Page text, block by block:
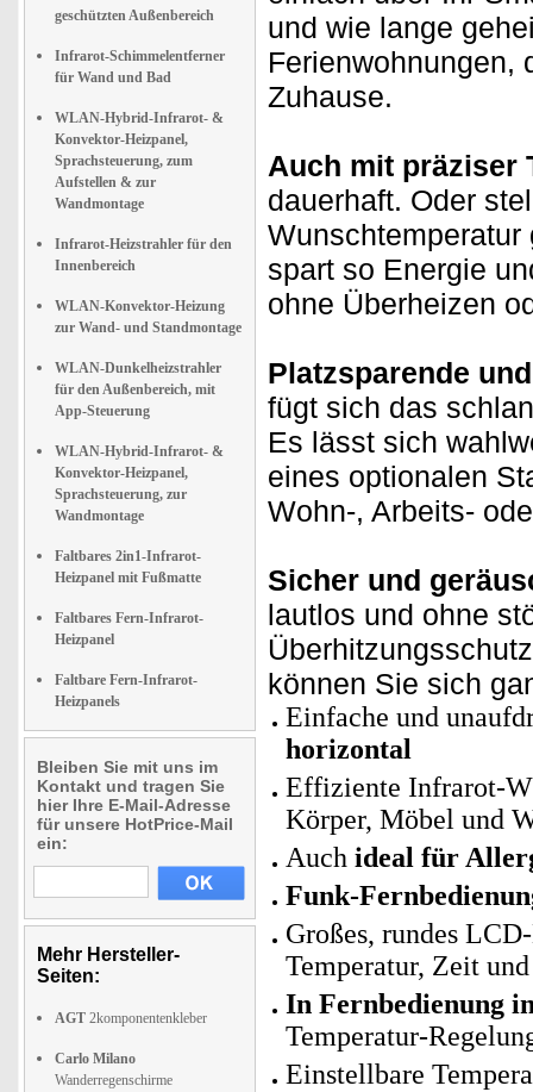
geschützten Außenbereich
Infrarot-Schimmelentferner
für Wand und Bad
WLAN-Hybrid-Infrarot- &
Konvektor-Heizpanel,
Sprachsteuerung, zum
Aufstellen & zur
Wandmontage
Infrarot-Heizstrahler für den
Innenbereich
WLAN-Konvektor-Heizung
zur Wand- und Standmontage
WLAN-Dunkelheizstrahler
für den Außenbereich, mit
App-Steuerung
WLAN-Hybrid-Infrarot- &
Konvektor-Heizpanel,
Sprachsteuerung, zur
Wandmontage
Faltbares 2in1-Infrarot-
Heizpanel mit Fußmatte
Faltbares Fern-Infrarot-
Heizpanel
Faltbare Fern-Infrarot-
Heizpanels
Bleiben Sie mit uns im
Kontakt und tragen Sie
hier Ihre E-Mail-Adresse
für unsere HotPrice-Mail
ein:
Mehr Hersteller-
Seiten:
AGT 2komponentenkleber
Carlo Milano
Wanderregenschirme
und wie lange
Ferienwohnungen,
Zuhause.
Auch mit präziser
dauerhaft. Oder
spart so Energie
ohne Überheizen
Platzsparende
fügt sich das
Es lässt sich
eines optionalen
Wohn-, Arbeits-
Sicher und
lautlos und ohne
können Sie sich
Einfache und
horizontal
Effiziente Infrarot-
Körper, Möbel und
Auch ideal für
Funk-
Großes, rundes
Temperatur, Zeit
In Fernbedienung
Temperatur-
Einstellbare